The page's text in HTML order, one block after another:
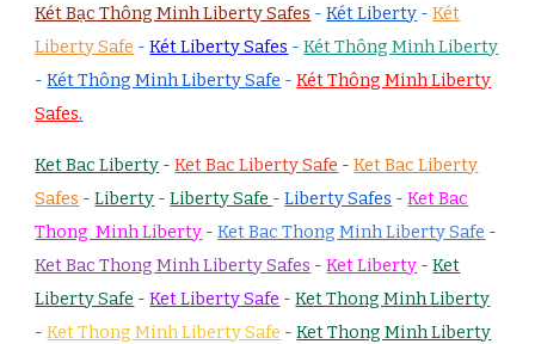
Két Bạc Thông Minh Liberty Safes -Két Liberty -Két
Liberty Safe -Két Liberty Safes -Két Thông Minh Liberty
-Két Thông Minh Liberty Safe -Két Thông Minh Liberty
Safes.
Ket Bac Liberty -Ket Bac Liberty Safe -Ket Bac Liberty
Safes -Liberty -Liberty Safe -Liberty Safes -Ket Bac
Thong Minh Liberty -Ket Bac Thong Minh Liberty Safe -
Ket Bac Thong Minh Liberty Safes -Ket Liberty -Ket
Liberty Safe -Ket Liberty Safe -Ket Thong Minh Liberty
-Ket Thong Minh Liberty Safe -Ket Thong Minh Liberty